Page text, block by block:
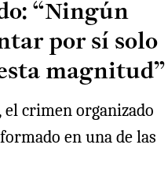
“Ningún
por sí solo
magnitud”
crimen organizado
en una de las